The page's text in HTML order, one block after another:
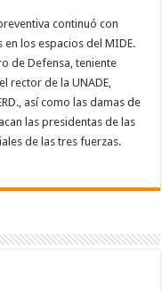
continuó con
los espacios del MIDE.
de Defensa, teniente
rector de la UNADE,
así como las damas de
las presidentas de las
de las tres fuerzas.